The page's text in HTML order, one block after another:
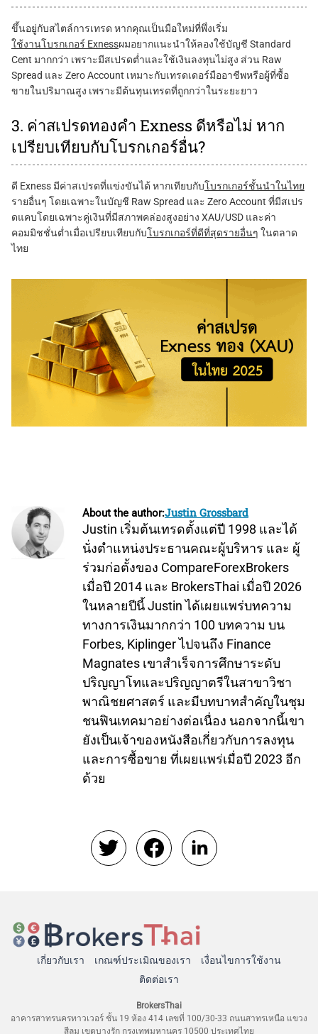
ขึ้นอยู่กับสไตล์การเทรด หากคุณเป็นมือใหม่ที่พึ่งเริ่ม
ใช้งานโบรกเกอร์ Exnessผมอยากแนะนำให้ลองใช้บัญชี Standard
Cent มากกว่า เพราะมีสเปรดต่ำและใช้เงินลงทุนไม่สูง ส่วน Raw
Spread และ Zero Account เหมาะกับเทรดเดอร์มืออาชีพหรือผู้ที่ซื้อ
ขายในปริมาณสูง เพราะมีต้นทุนเทรดที่ถูกกว่าในระยะยาว
3. ค่าสเปรดทองคำ Exness ดีหรือไม่ หาก
เปรียบเทียบกับโบรกเกอร์อื่น?
ดี Exness มีค่าสเปรดที่แข่งขันได้ หากเทียบกับโบรกเกอร์ชั้นนำในไทย
รายอื่นๆ โดยเฉพาะในบัญชี Raw Spread และ Zero Account ที่มีสเปร
ดแคบโดยเฉพาะคู่เงินที่มีสภาพคล่องสูงอย่าง XAU/USD และค่า
คอมมิชชั่นต่ำเมื่อเปรียบเทียบกับโบรกเกอร์ที่ดีที่สุดรายอื่นๆ ในตลาด
ไทย
About the author:Justin Grossbard
Justin เริ่มต้นเทรดตั้งแต่ปี 1998 และได้
นั่งตำแหน่งประธานคณะผู้บริหาร และ ผู้
ร่วมก่อตั้งของ CompareForexBrokers
เมื่อปี 2014 และ BrokersThai เมื่อปี 2026
ในหลายปีนี้ Justin ได้เผยแพร่บทความ
ทางการเงินมากกว่า 100 บทความ บน
Forbes, Kiplinger ไปจนถึง Finance
Magnates เขาสำเร็จการศึกษาระดับ
ปริญญาโทและปริญญาตรีในสาขาวิชา
พาณิชยศาสตร์ และมีบทบาทสำคัญในชุม
ชนฟินเทคมาอย่างต่อเนื่อง นอกจากนี้เขา
ยังเป็นเจ้าของหนังสือเกี่ยวกับการลงทุน
และการซื้อขาย ที่เผยแพร่เมื่อปี 2023 อีก
ด้วย
เกี่ยวกับเรา เกณฑ์ประเมิณของเรา
เงื่อนไขการใช้งาน
ติดต่อเรา
BrokersThai
อาคารสาทรนครทาวเวอร์ ชั้น 19 ห้อง 414 เลขที่ 100/30-33 ถนนสาทรเหนือ แขวง
สีลม เขตบางรัก กรุงเทพมหานคร 10500 ประเทศไทย